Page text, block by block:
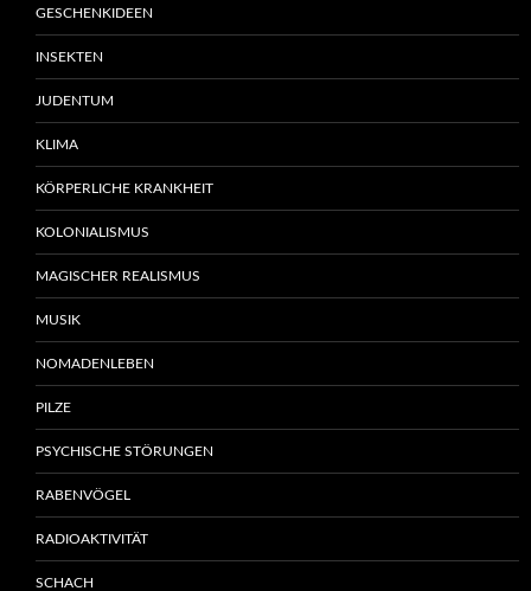
GESCHENKIDEEN
INSEKTEN
JUDENTUM
KLIMA
KÖRPERLICHE KRANKHEIT
KOLONIALISMUS
MAGISCHER REALISMUS
MUSIK
NOMADENLEBEN
PILZE
PSYCHISCHE STÖRUNGEN
RABENVÖGEL
RADIOAKTIVITÄT
SCHACH